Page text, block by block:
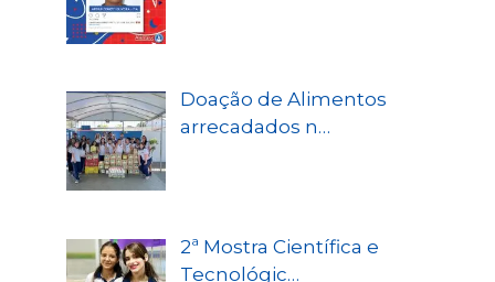
Doação de Alimentos
arrecadados n…
2ª Mostra Científica e
Tecnológic…